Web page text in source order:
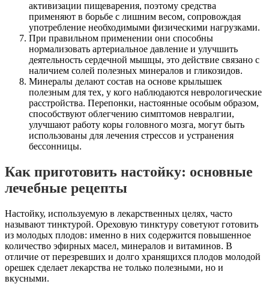
активизации пищеварения, поэтому средства
применяют в борьбе с лишним весом, сопровождая
употребление необходимыми физическими нагрузками.
При правильном применении они способны
нормализовать артериальное давление и улучшить
деятельность сердечной мышцы, это действие связано с
наличием солей полезных минералов и гликозидов.
Минералы делают состав на основе крылышек
полезным для тех, у кого наблюдаются неврологические
расстройства. Перепонки, настоянные особым образом,
способствуют облегчению симптомов невралгии,
улучшают работу коры головного мозга, могут быть
использованы для лечения стрессов и устранения
бессонницы.
Как приготовить настойку: основные
лечебные рецепты
Настойку, используемую в лекарственных целях, часто
называют тинктурой. Ореховую тинктуру советуют готовить
из молодых плодов: именно в них содержится повышенное
количество эфирных масел, минералов и витаминов. В
отличие от перезревших и долго хранящихся плодов молодой
орешек сделает лекарства не только полезными, но и
вкусными.